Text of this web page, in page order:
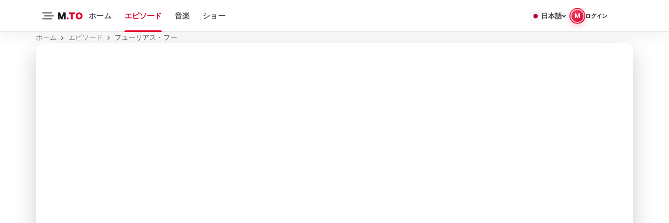
M.TO ホーム エピソード 音楽 ショー 日本語 M ログイン
ホーム エピソード フューリアス・フー